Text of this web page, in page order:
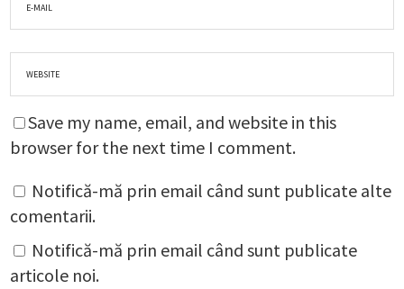
Save my name, email, and website in this
browser for the next time I comment.
Notifică-mă prin email când sunt publicate alte
comentarii.
Notifică-mă prin email când sunt publicate
articole noi.